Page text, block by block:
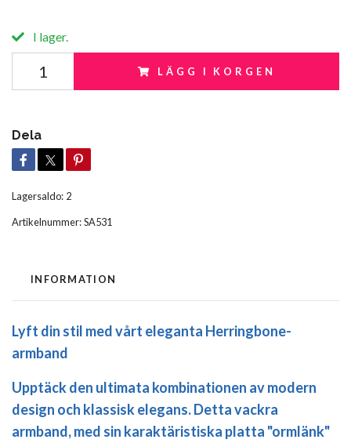
I lager.
LÄGG I KORGEN
Dela
Lagersaldo: 2
Artikelnummer:SA531
INFORMATION
Lyft din stil med vårt eleganta Herringbone-
armband
Upptäck den ultimata kombinationen av modern
design och klassisk elegans. Detta vackra
armband, med sin karaktäristiska platta "ormlänk"